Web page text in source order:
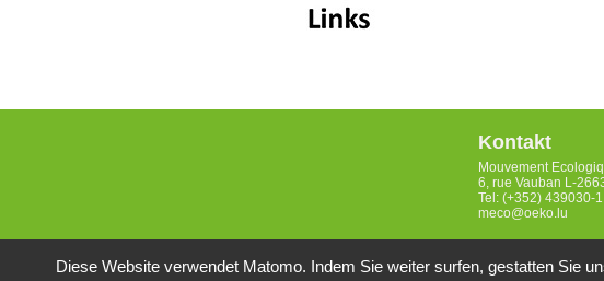
Kontakt
Mouvement
6, rue Vauban L-
Tel: (+352) 439030-1
meco@oeko.lu
Diese Website verwendet Matomo. Indem Sie weiter surfen, gestatten Sie